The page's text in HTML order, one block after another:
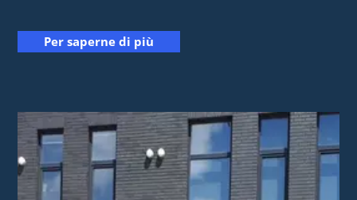
Per saperne di più